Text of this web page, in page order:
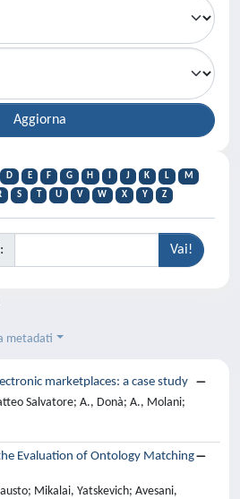
D E F G H J K L
M
S T U V W X Y Z
metadati
marketplaces: a case study
Salvatore; A., Donà; A., Molani;
Evaluation of Ontology Matching
Mikalai, Yatskevich; Avesani,